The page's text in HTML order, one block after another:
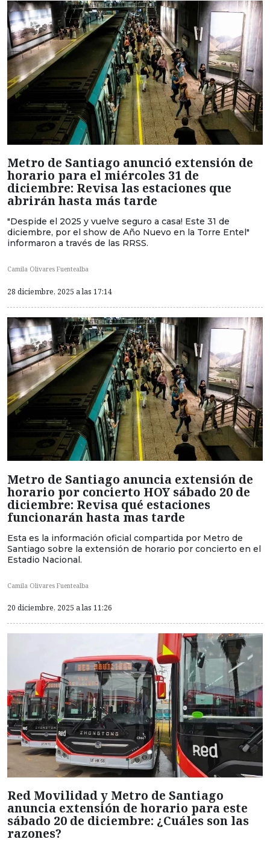
Metro de Santiago anunció extensión de
horario para el miércoles 31 de
diciembre: Revisa las estaciones que
abrirán hasta más tarde
"Despide el 2025 y vuelve seguro a casa! Este 31 de
diciembre, por el show de Año Nuevo en la Torre Entel"
informaron a través de las RRSS.
Camila Olivares Fuentealba
28 diciembre, 2025 a las 17:14
Metro de Santiago anuncia extensión de
horario por concierto HOY sábado 20 de
diciembre: Revisa qué estaciones
funcionarán hasta mas tarde
Esta es la información oficial compartida por Metro de
Santiago sobre la extensión de horario por concierto en el
Estadio Nacional.
Camila Olivares Fuentealba
20 diciembre, 2025 a las 11:26
Red Movilidad y Metro de Santiago
anuncia extensión de horario para este
sábado 20 de diciembre: ¿Cuáles son las
razones?